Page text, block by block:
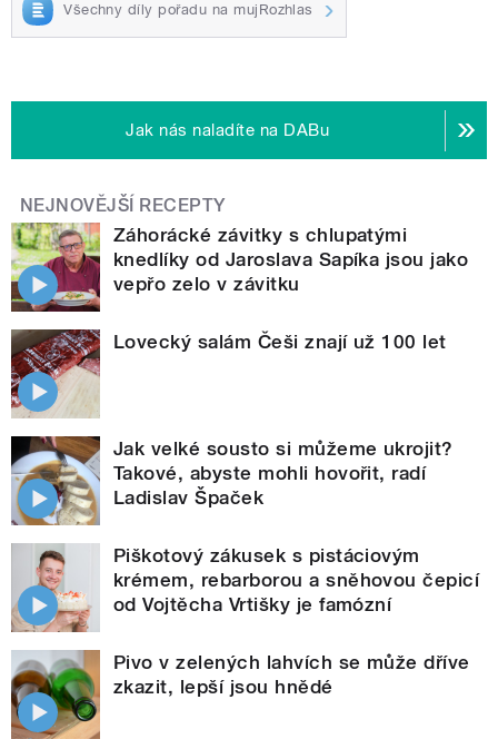
Všechny díly pořadu na mujRozhlas
Jak nás naladíte na DABu
NEJNOVĚJŠÍ RECEPTY
Záhorácké závitky s chlupatými
knedlíky od Jaroslava Sapíka jsou jako
vepřo zelo v závitku
Lovecký salám Češi znají už 100 let
Jak velké sousto si můžeme ukrojit?
Takové, abyste mohli hovořit, radí
Ladislav Špaček
Piškotový zákusek s pistáciovým
krémem, rebarborou a sněhovou čepicí
od Vojtěcha Vrtišky je famózní
Pivo v zelených lahvích se může dříve
zkazit, lepší jsou hnědé